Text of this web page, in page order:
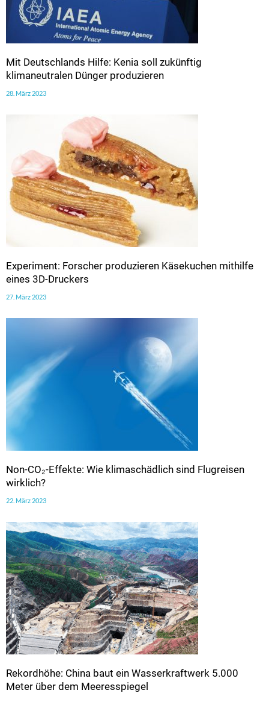
Mit Deutschlands Hilfe: Kenia soll zukünftig
klimaneutralen Dünger produzieren
28. März 2023
Experiment: Forscher produzieren Käsekuchen mithilfe
eines 3D-Druckers
27. März 2023
Non-CO₂-Effekte: Wie klimaschädlich sind Flugreisen
wirklich?
22. März 2023
Rekordhöhe: China baut ein Wasserkraftwerk 5.000
Meter über dem Meeresspiegel